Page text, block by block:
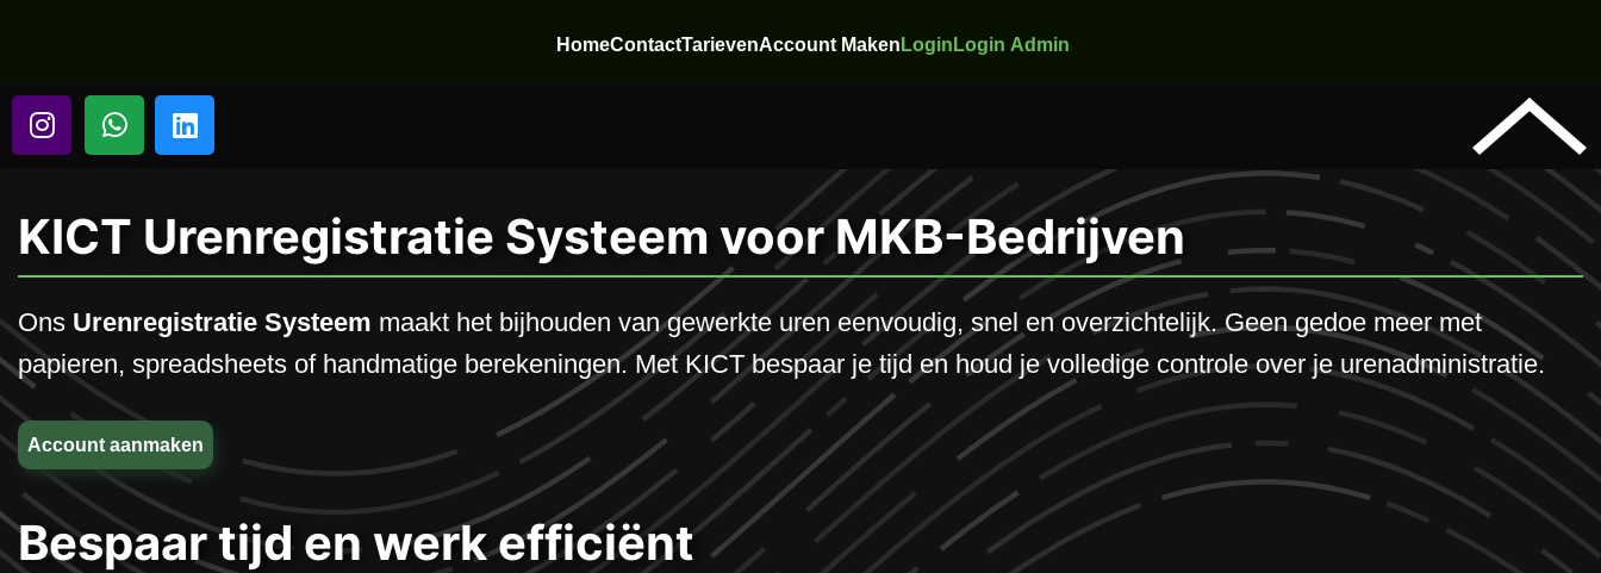
HomeContactTarievenAccount Maken Login Login Admin
KICT Urenregistratie Systeem voor MKB-Bedrijven
Ons Urenregistratie Systeem maakt het bijhouden van gewerkte uren eenvoudig, snel en overzichtelijk. Geen gedoe meer met
papieren, spreadsheets of handmatige berekeningen. Met KICT bespaar je tijd en houd je volledige controle over je urenadministratie.
Account aanmaken
Bespaar tijd en werk efficiënt